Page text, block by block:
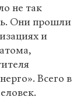
не так
Они прошли
и
Всего в